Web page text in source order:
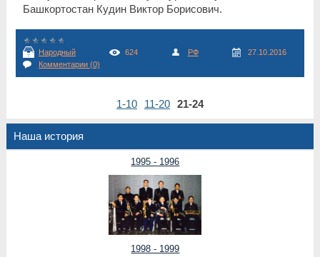
Башкортостан Кудин Виктор Борисович.
Народный 624 РФ
27.10.2016
Комментарии (0)
1-10 11-20 21-24
Наша история
1995 - 1996
1998 - 1999